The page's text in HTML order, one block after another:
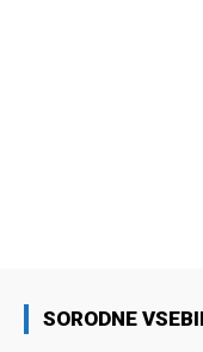
SORODNE